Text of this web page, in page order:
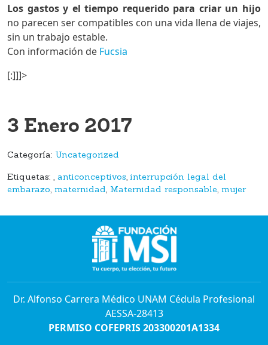
Los gastos y el tiempo requerido para criar un hijo
no parecen ser compatibles con una vida llena de viajes,
sin un trabajo estable.
Con información de Fucsia
[:]]]>
3 Enero 2017
Categoría: Uncategorized
Etiquetas: , anticonceptivos,interrupción legal del
embarazo, maternidad, Maternidad responsable, mujer
Dr. Alfonso Carrera Médico UNAM Cédula Profesional
AESSA-28413
PERMISO COFEPRIS 203300201A1334